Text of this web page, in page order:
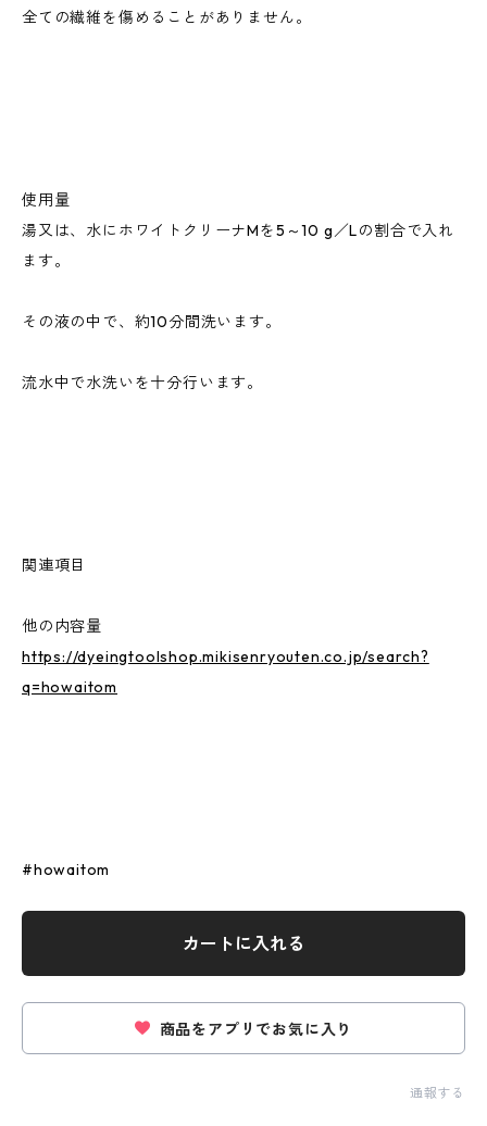
全ての繊維を傷めることがありません。
使用量
湯又は、水にホワイトクリーナMを5～10 g／Lの割合で入れ
ます。
その液の中で、約10分間洗います。
流水中で水洗いを十分行います。
関連項目
他の内容量
https://dyeingtoolshop.mikisenryouten.co.jp/search?
q=howaitom
#howaitom
カートに入れる
商品をアプリでお気に入り
通報する